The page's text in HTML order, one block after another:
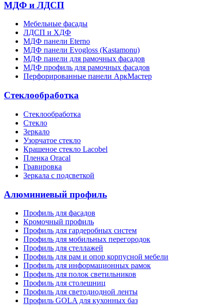
МДФ и ЛДСП
Мебельные фасады
ЛДСП и ХДФ
МДФ панели Eterno
МДФ панели Evogloss (Kastamonu)
МДФ панели для рамочных фасадов
МДФ профиль для рамочных фасадов
Перфорированные панели АркМастер
Стеклообработка
Стеклообработка
Стекло
Зеркало
Узорчатое стекло
Крашеное стекло Lacobel
Пленка Oracal
Гравировка
Зеркала с подсветкой
Алюминиевый профиль
Профиль для фасадов
Кромочный профиль
Профиль для гардеробных систем
Профиль для мобильных перегородок
Профиль для стеллажей
Профиль для рам и опор корпусной мебели
Профиль для информационных рамок
Профиль для полок светильников
Профиль для столешниц
Профиль для светодиодной ленты
Профиль GOLA для кухонных баз